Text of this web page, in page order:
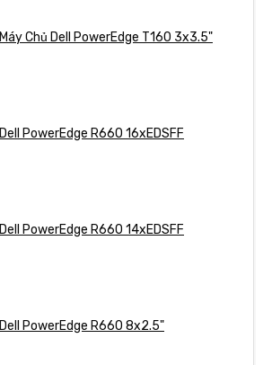
Máy Chủ Dell PowerEdge T160 3x3.5"
Dell PowerEdge R660 16xEDSFF
Dell PowerEdge R660 14xEDSFF
Dell PowerEdge R660 8x2.5"